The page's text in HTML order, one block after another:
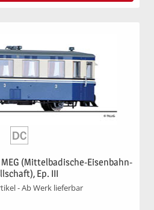
(Mittelbadische-Eisenbahn-
Ep. III
- Ab Werk lieferbar